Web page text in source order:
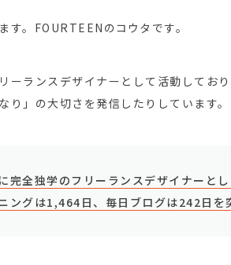
す。FOURTEENのコウタです。
ーランスデザイナーとして活動してお
り」の大切さを発信したりしています。
完全独学のフリーランスデザイナーと
ングは1,464日、毎日ブログは242日を